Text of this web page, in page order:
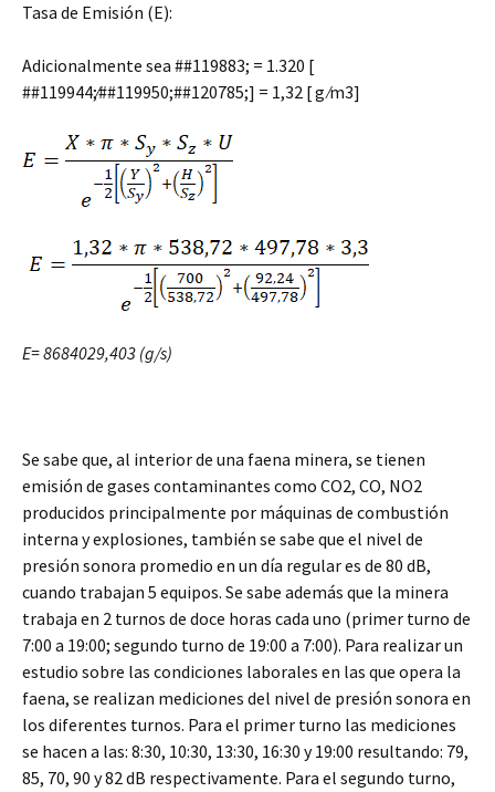
Tasa de Emisión (E):
Adicionalmente sea ##119883; = 1.320 [
##119944;⁄##119950;##120785;] = 1,32 [ g ⁄m3]
E= 8684029,403 (g/s)
Se sabe que, al interior de una faena minera, se tienen
emisión de gases contaminantes como CO2, CO, NO2
producidos principalmente por máquinas de combustión
interna y explosiones, también se sabe que el nivel de
presión sonora promedio en un día regular es de 80 dB,
cuando trabajan 5 equipos. Se sabe además que la minera
trabaja en 2 turnos de doce horas cada uno (primer turno de
7:00 a 19:00; segundo turno de 19:00 a 7:00). Para realizar un
estudio sobre las condiciones laborales en las que opera la
faena, se realizan mediciones del nivel de presión sonora en
los diferentes turnos. Para el primer turno las mediciones
se hacen a las: 8:30, 10:30, 13:30, 16:30 y 19:00 resultando: 79,
85, 70, 90 y 82 dB respectivamente. Para el segundo turno,